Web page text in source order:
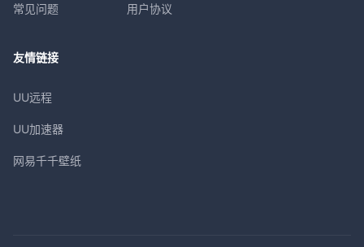
常见问题 用户协议
友情链接
UU远程
UU加速器
网易千千壁纸